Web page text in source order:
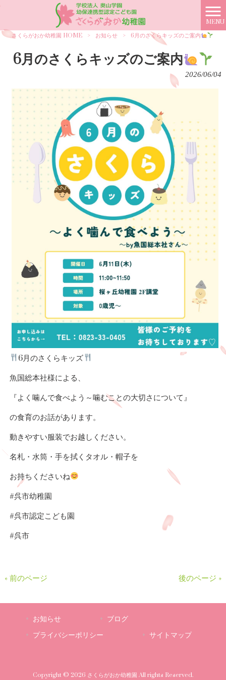
MENU
さくらがおか幼稚園 HOME
> お知らせ > 6月のさくらキッズのご案内
6月のさくらキッズのご案内
2026/06/04
︎6月のさくらキッズ
魚国総本社様による、
『よく噛んで食べよう～噛むことの大切さについて』
の食育のお話があります。
動きやすい服装でお越しください。
名札・水筒・手を拭くタオル・帽子を
お持ちくださいね
⁡⁡⁡⁡#呉市幼稚園
#呉市認定こども園
#呉市
« 前のページ 後のページ »
お知らせ
ブログ
プライバシーポリシー
サイトマップ
Copyright © 2026 さくらがおか幼稚園 All rights Reserved.